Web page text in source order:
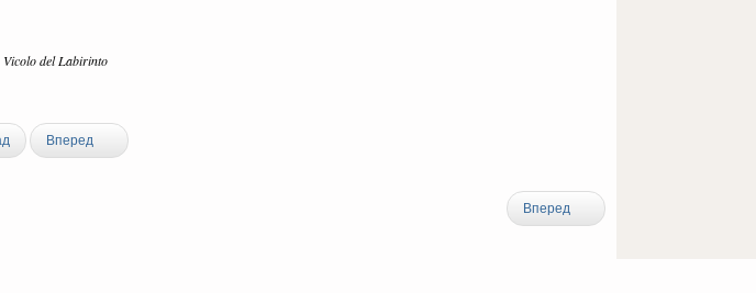
del Labirinto
Вперед
Вперед